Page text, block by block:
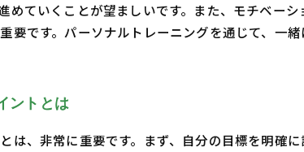
めていくことが望ましいです。また、モチベー
要です。パーソナルトレーニングを通じて、一
ントとは
は、非常に重要です。まず、自分の目標を明確